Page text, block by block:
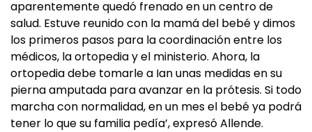
aparentemente quedó frenado en un centro de
salud. Estuve reunido con la mamá del bebé y dimos
los primeros pasos para la coordinación entre los
médicos, la ortopedia y el ministerio. Ahora, la
ortopedia debe tomarle a Ian unas medidas en su
pierna amputada para avanzar en la prótesis. Si todo
marcha con normalidad, en un mes el bebé ya podrá
tener lo que su familia pedía’, expresó Allende.